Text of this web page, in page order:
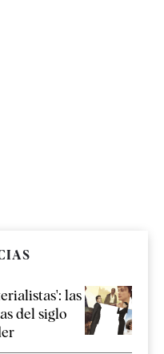
las
del siglo